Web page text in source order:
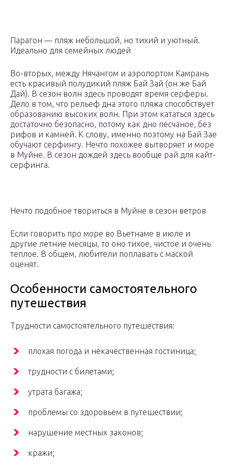
Парагон — пляж небольшой, но тихий и уютный.
Идеально для семейных людей
Во-вторых, между Нячангом и аэропортом Камрань
есть красивый полудикий пляж Бай Зай (он же Бай
Дай). В сезон волн здесь проводят время серферы.
Дело в том, что рельеф дна этого пляжа способствует
образованию высоких волн. При этом кататься здесь
достаточно безопасно, потому как дно песчаное, без
рифов и камней. К слову, именно поэтому на Бай Зае
обучают серфингу. Нечто похожее вытворяет и море
в Муйне. В сезон дождей здесь вообще рай для кайт-
серфинга.
Нечто подобное твориться в Муйне в сезон ветров
Если говорить про море во Вьетнаме в июле и
другие летние месяцы, то оно тихое, чистое и очень
теплое. В общем, любители поплавать с маской
оценят.
Особенности самостоятельного
путешествия
Трудности самостоятельного путешествия:
плохая погода и некачественная гостиница;
трудности с билетами;
утрата багажа;
проблемы со здоровьем в путешествии;
нарушение местных законов;
кражи;